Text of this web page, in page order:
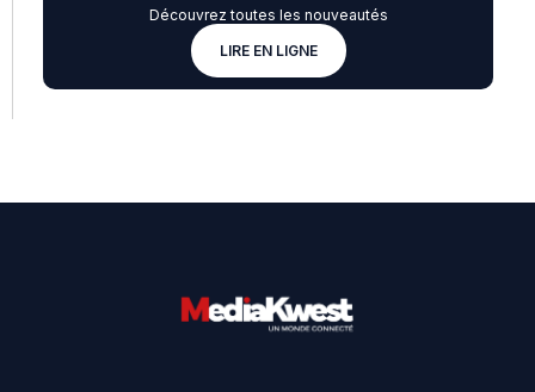
Découvrez toutes les nouveautés
LIRE EN LIGNE